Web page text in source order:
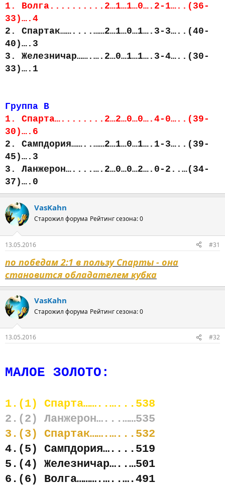
1. Волга..........2…1…1…0….2-1…..(36-
33)….4
2. Спартак……....……2…1…0…1….3-3…..(40-
40)….3
3. Железничар…….….2…0…1…1….3-4…..(30-
33)….1
Группа В
1. Спарта…........2…2…0…0….4-0…..(39-
30)….6
2. Сампдория……..……2…1…0…1….1-3…..(39-
45)….3
3. Ланжерон…....….2…0…0…2….0-2..…(34-
37)….0
VasKahn
Старожил форума Рейтинг сезона: 0
13.05.2016 #31
по победам 2:1 в пользу Спарты - она
становится обладателем кубка
VasKahn
Старожил форума Рейтинг сезона: 0
13.05.2016 #32
МАЛОЕ ЗОЛОТО:
1.(1) Спарта……..…...538
2.(2) Ланжерон…...……535
3.(3) Спартак…….…...532
4.(5) Сампдория…....519
5.(4) Железничар…..…501
6.(6) Волга……….…..….491